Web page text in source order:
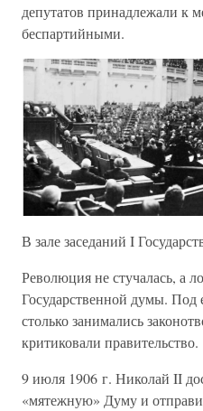
депутатов принадлежали к
беспартийными.
В зале заседаний I
Революция не стучалась, а
Государственной думы. Под
столько занимались
критиковали правительство.
9 июля 1906 г. Николай II
«мятежную» Думу и